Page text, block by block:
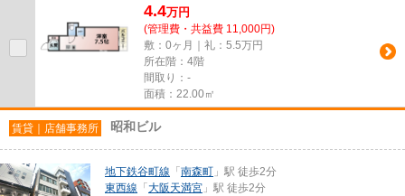
4.4万円
(管理費・共益費 11,000円)
敷：0ヶ月｜礼：5.5万円
所在階：4階
間取り：-
面積：22.00㎡
賃貸｜店舗事務所 昭和ビル
地下鉄谷町線 「 南森町 」駅 徒歩2分
東西線 「 大阪天満宮 」駅 徒歩2分